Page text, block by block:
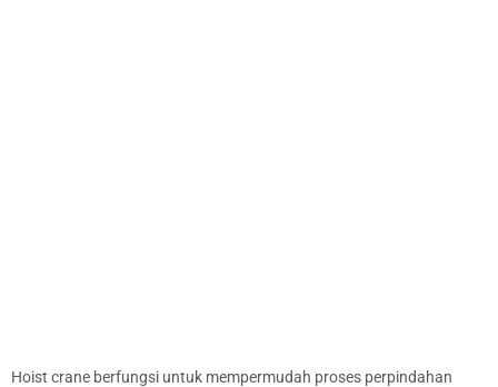
Hoist crane berfungsi untuk mempermudah proses perpindahan